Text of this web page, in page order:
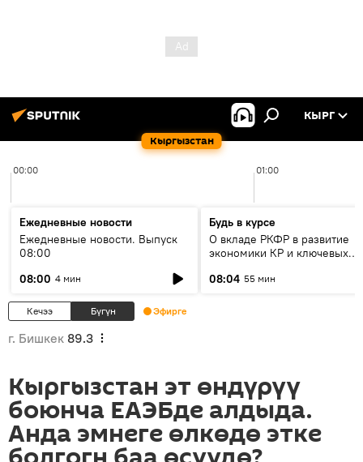
Кыргызстан
КЫРГ
00:00 01:00
Ежедневные новости
Ежедневные новости. Выпуск
08:00
08:00 4 мин
Будь в курсе
О вкладе РКФР в развитие
экономики КР и ключевых
08:04 55 мин
Кечээ Бүгүн Эфирге
г. Бишкек 89.3
Кыргызстан эт өндүрүү
боюнча ЕАЭБде алдыда.
Анда эмнеге өлкөдө этке